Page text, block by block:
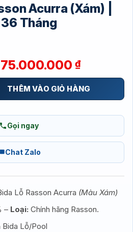
Acurra (Xám) |
Tháng
Giá
gốc
là:
83.000.000 ₫.
75.000.000₫Giá
hiện
tại
là:
(Xám) | Mới 100% | BH 36 Tháng
THÊM VÀO GIỎ HÀNG
Gọi ngay
Chat Zalo
Lỗ Rasson Acurra (Màu Xám)
– Loại: Chính hãng Rasson.
Bida Lỗ/Pool